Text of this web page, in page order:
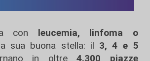
con leucemia, linfoma o
sua buona stella: il 3, 4 e 5
in oltre4.300 piazze